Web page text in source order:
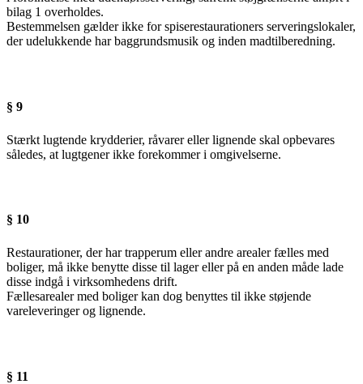
bilag 1 overholdes.
Bestemmelsen gælder ikke for spiserestaurationers serveringslokaler,
der udelukkende har baggrundsmusik og inden madtilberedning.
§ 9
Stærkt lugtende krydderier, råvarer eller lignende skal opbevares
således, at lugtgener ikke forekommer i omgivelserne.
§ 10
Restaurationer, der har trapperum eller andre arealer fælles med
boliger, må ikke benytte disse til lager eller på en anden måde lade
disse indgå i virksomhedens drift.
Fællesarealer med boliger kan dog benyttes til ikke støjende
vareleveringer og lignende.
§ 11